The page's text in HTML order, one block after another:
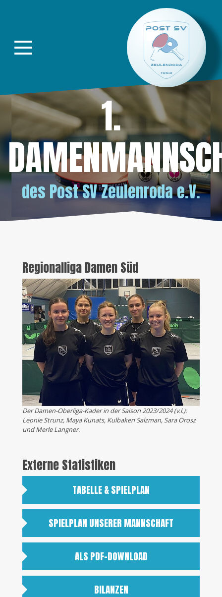
Direkt zur Hauptnavigation springen
1.
des Post SV Zeulenroda e.V.
Regionalliga Damen Süd
Der Damen-Oberliga-Kader in der Saison 2023/2024 (v.l.):
Leonie Strunz, Maya Kunats, Kulbaken Salzman, Sara Orosz
und Merle Langner.
Externe Statistiken
TABELLE & SPIELPLAN
SPIELPLAN UNSERER MANNSCHAFT
ALS PDF-DOWNLOAD
BILANZEN